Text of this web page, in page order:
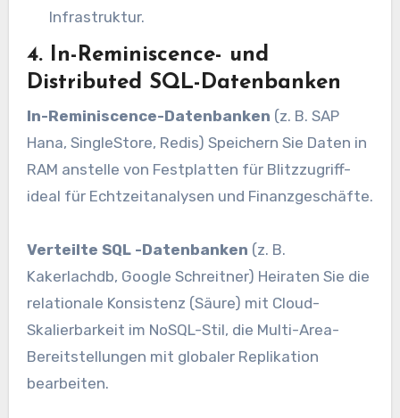
Infrastruktur.
4. In-Reminiscence- und
Distributed SQL-Datenbanken
In-Reminiscence-Datenbanken (z. B. SAP
Hana, SingleStore, Redis) Speichern Sie Daten in
RAM anstelle von Festplatten für Blitzzugriff-
ideal für Echtzeitanalysen und Finanzgeschäfte.
Verteilte SQL -Datenbanken (z. B.
Kakerlachdb, Google Schreitner) Heiraten Sie die
relationale Konsistenz (Säure) mit Cloud-
Skalierbarkeit im NoSQL-Stil, die Multi-Area-
Bereitstellungen mit globaler Replikation
bearbeiten.